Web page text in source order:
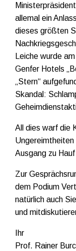
allemal ein
dieses größten
Leiche wurde
Genfer Hotels
„Stern“
Skandal:
All dies warf die
Ausgang zu
Zur
dem Podium
natürlich auch
und
Ihr
Prof. Rainer